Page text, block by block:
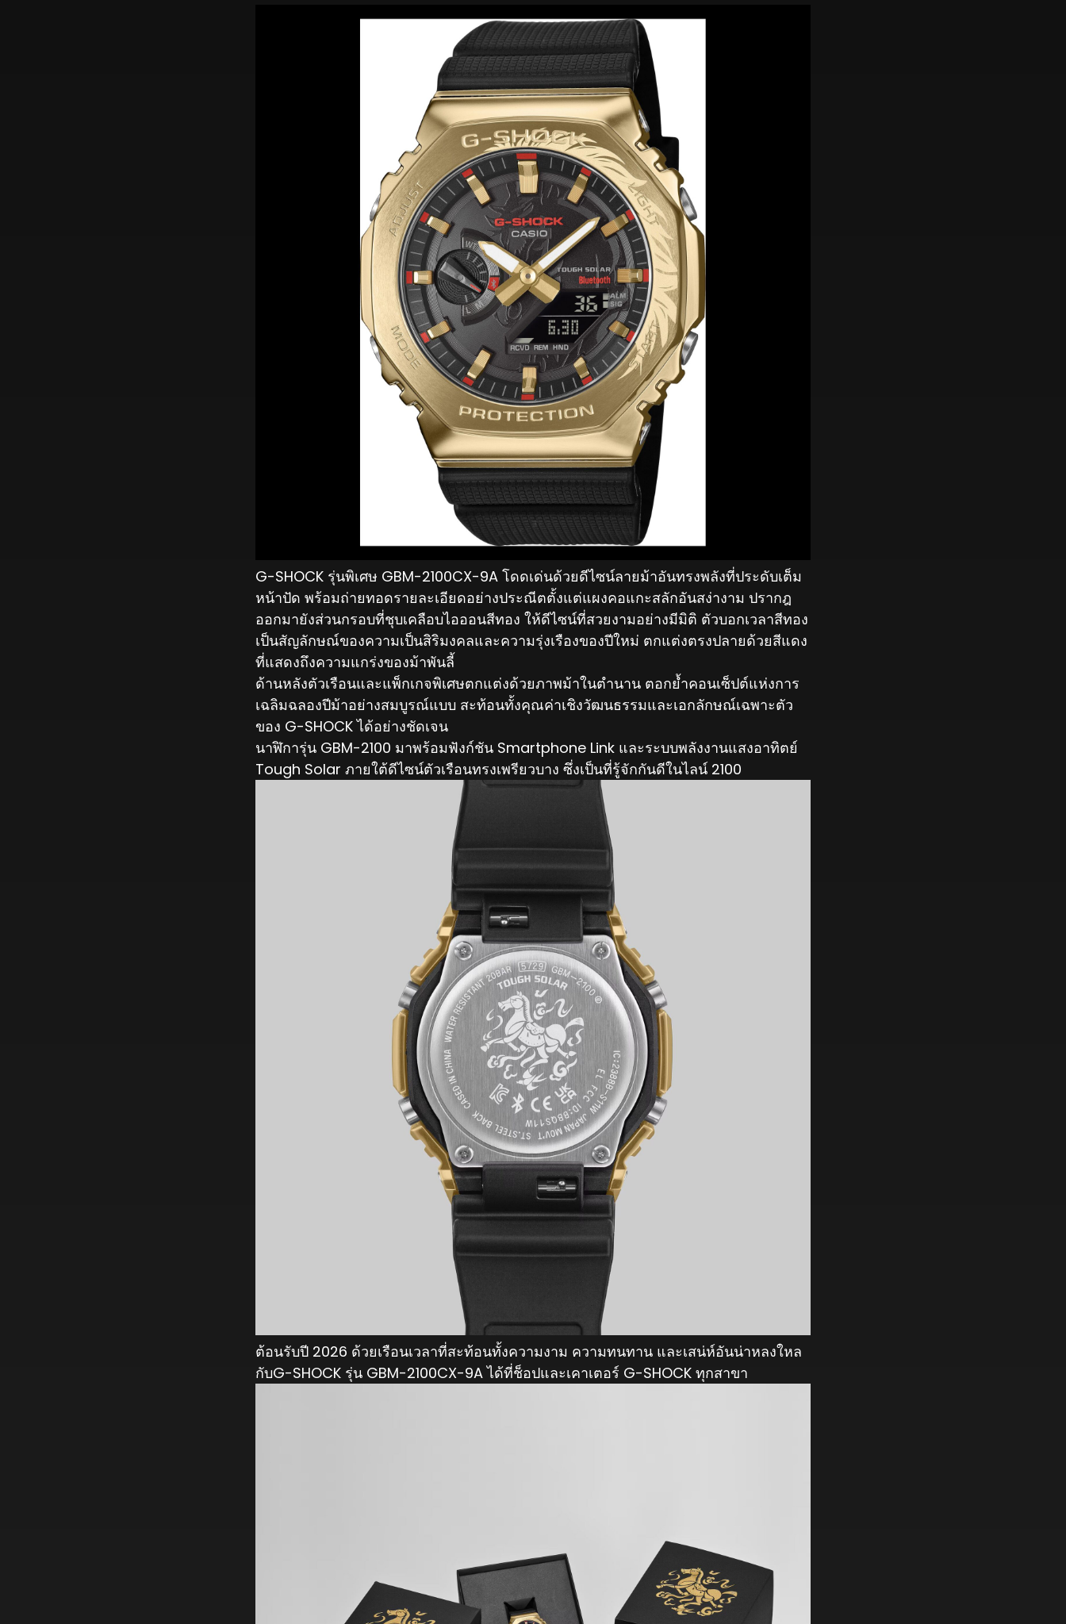
G-SHOCK รุ่นพิเศษ GBM-2100CX-9A โดดเด่นด้วยดีไซน์ลายม้าอันทรงพลังที่ประดับเต็ม
หน้าปัด พร้อมถ่ายทอดรายละเอียดอย่างประณีตตั้งแต่แผงคอแกะสลักอันสง่างาม ปรากฎ
ออกมายังส่วนกรอบที่ชุบเคลือบไอออนสีทอง ให้ดีไซน์ที่สวยงามอย่างมีมิติ ตัวบอกเวลาสีทอง
เป็นสัญลักษณ์ของความเป็นสิริมงคลและความรุ่งเรืองของปีใหม่ ตกแต่งตรงปลายด้วยสีแดง
ที่แสดงถึงความแกร่งของม้าพันลี้
ด้านหลังตัวเรือนและแพ็กเกจพิเศษตกแต่งด้วยภาพม้าในตำนาน ตอกย้ำคอนเซ็ปต์แห่งการ
เฉลิมฉลองปีม้าอย่างสมบูรณ์แบบ สะท้อนทั้งคุณค่าเชิงวัฒนธรรมและเอกลักษณ์เฉพาะตัว
ของ G-SHOCK ได้อย่างชัดเจน
นาฬิการุ่น GBM-2100 มาพร้อมฟังก์ชัน Smartphone Link และระบบพลังงานแสงอาทิตย์
Tough Solar ภายใต้ดีไซน์ตัวเรือนทรงเพรียวบาง ซึ่งเป็นที่รู้จักกันดีในไลน์ 2100
ต้อนรับปี 2026 ด้วยเรือนเวลาที่สะท้อนทั้งความงาม ความทนทาน และเสน่ห์อันน่าหลงใหล
กับG-SHOCK รุ่น GBM-2100CX-9A ได้ที่ช็อปและเคาเตอร์ G-SHOCK ทุกสาขา